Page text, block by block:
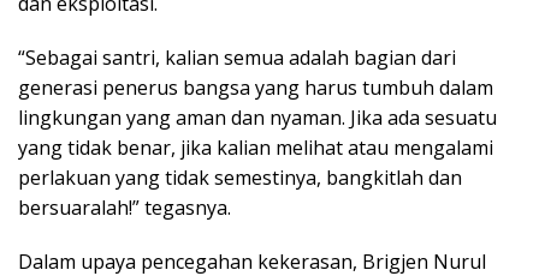
“Sebagai santri, kalian semua adalah bagian dari
generasi penerus bangsa yang harus tumbuh dalam
lingkungan yang aman dan nyaman. Jika ada sesuatu
yang tidak benar, jika kalian melihat atau mengalami
perlakuan yang tidak semestinya, bangkitlah dan
bersuaralah!” tegasnya.
Dalam upaya pencegahan kekerasan, Brigjen Nurul